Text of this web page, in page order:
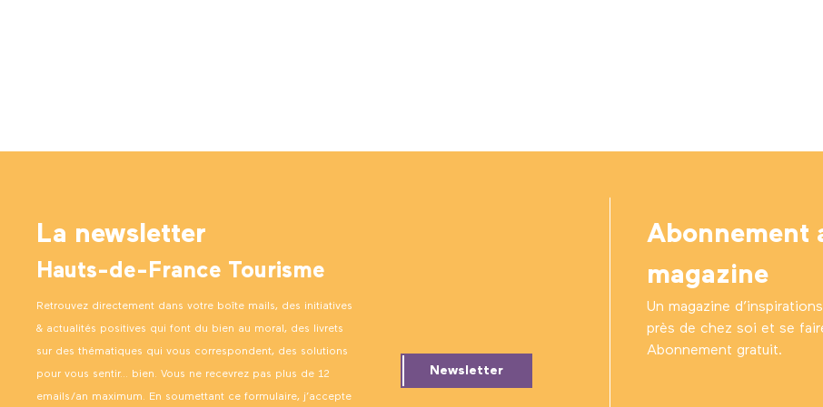
La newsletter
Hauts-de-France Tourisme
Retrouvez directement dans votre boîte mails, des initiatives
& actualités positives qui font du bien au moral, des livrets
sur des thématiques qui vous correspondent, des solutions
pour vous sentir… bien. Vous ne recevrez pas plus de 12
emails/an maximum. En soumettant ce formulaire, j’accepte
Newsletter
Abonnement
magazine
Un magazine
près de chez soi et se
Abonnement gratuit.